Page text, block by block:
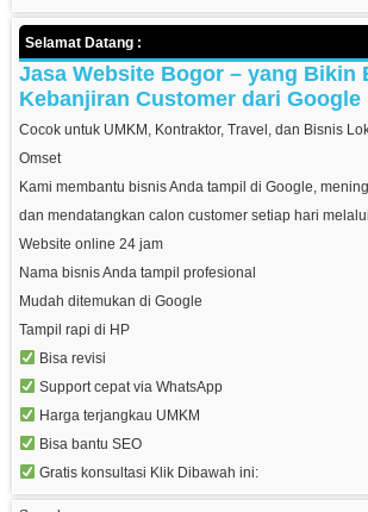
Selamat Datang :
Jasa Website Bogor – yang Bikin
Kebanjiran Customer dari Google
Cocok untuk UMKM, Kontraktor, Travel, dan Bisnis
Omset
Kami membantu bisnis Anda tampil di Google,
dan mendatangkan calon customer setiap hari
Website online 24 jam
Nama bisnis Anda tampil profesional
Mudah ditemukan di Google
Tampil rapi di HP
Bisa revisi
Support cepat via WhatsApp
Harga terjangkau UMKM
Bisa bantu SEO
Gratis konsultasi Klik Dibawah ini: